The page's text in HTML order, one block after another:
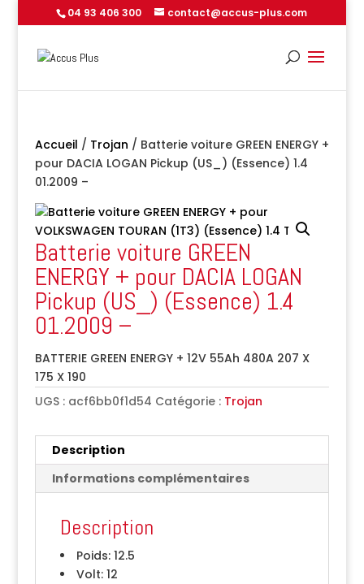
04 93 406 300 contact@accus-plus.com
Accueil / Trojan / Batterie voiture GREEN ENERGY +
pour DACIA LOGAN Pickup (US_) (Essence) 1.4
01.2009 –
Batterie voiture GREEN
ENERGY + pour DACIA LOGAN
Pickup (US_) (Essence) 1.4
01.2009 –
BATTERIE GREEN ENERGY + 12V 55Ah 480A 207 X
175 X 190
UGS : acf6bb0f1d54 Catégorie : Trojan
Description
Informations complémentaires
Description
Poids:12.5
Volt:12